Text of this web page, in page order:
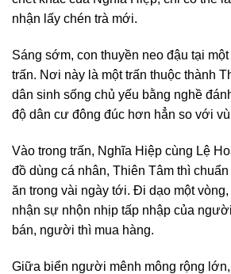
nhận lấy chén trà mới.
Sáng sớm, con thuyền neo đậu tại
trấn. Nơi này là một trấn thuộc thành
dân sinh sống chủ yếu bằng nghề
độ dân cư đông đúc hơn hẳn so với
Vào trong trấn, Nghĩa Hiệp cùng Lệ
đồ dùng cá nhân, Thiên Tâm thì
ăn trong vài ngày tới. Đi dạo một
nhận sự nhộn nhịp tấp nhập của
bán, người thì mua hàng.
Giữa biển người mênh mông rộng